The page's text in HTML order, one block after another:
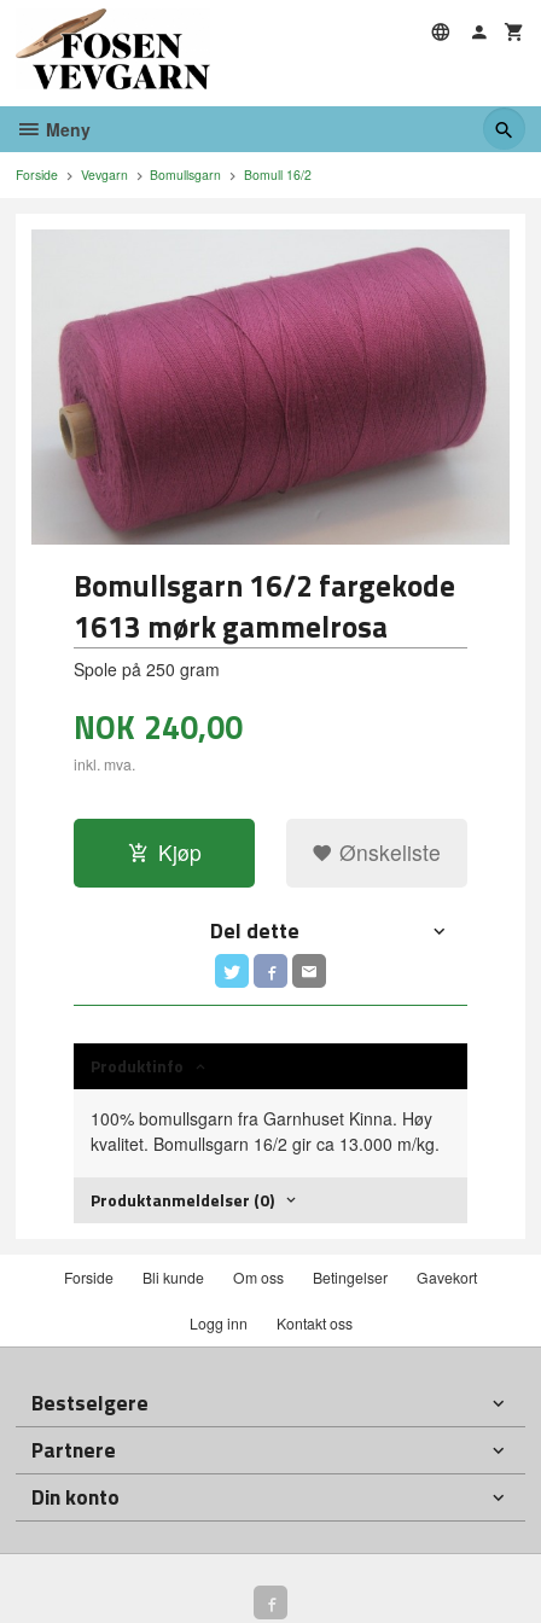
innholdet
Meny
Forside Vevgarn Bomullsgarn Bomull 16/2
Bomullsgarn 16/2 fargekode
1613 mørk gammelrosa
Spole på 250 gram
NOK 240,00
inkl. mva.
Kjøp Ønskeliste
Del dette
Produktinfo
100% bomullsgarn fra Garnhuset Kinna. Høy
kvalitet. Bomullsgarn 16/2 gir ca 13.000 m/kg.
Produktanmeldelser (0)
Forside Bli kunde Om oss Betingelser Gavekort
Logg inn Kontakt oss
Bestselgere
Partnere
Din konto